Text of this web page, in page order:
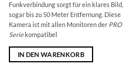
Funkverbindung sorgt für ein klares Bild,
sogar bis zu 50 Meter Entfernung. Diese
Kamera ist mit allen Monitoren der PRO
Seriekompatibel
IN DEN WARENKORB